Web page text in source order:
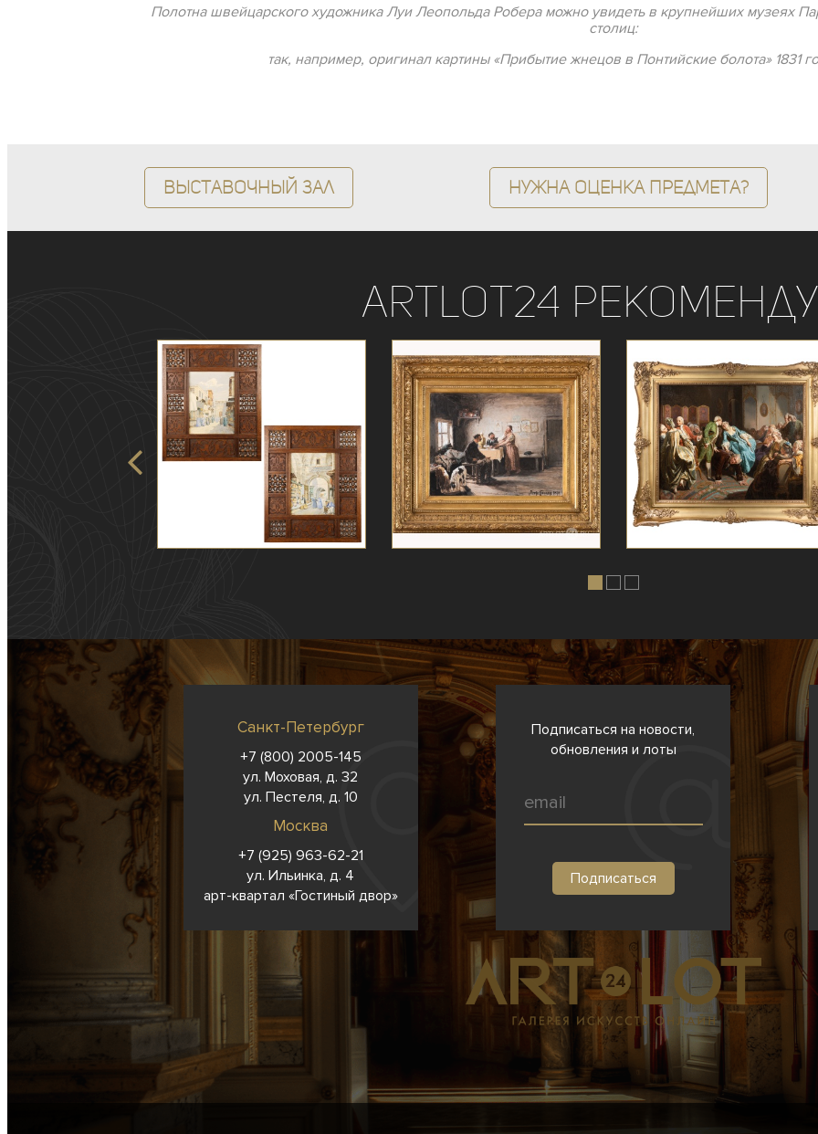
Полотна швейцарского художника Луи Леопольда Робера можно увидеть в крупнейших музеях
столиц:
так, например, оригинал картины «Прибытие жнецов в Понтийские болота» 1831
Выставочный зал Нужна оценка предмета?
ArtLot24
Санкт-Петербург
+7 (800) 2005-145
ул. Моховая, д. 32
ул. Пестеля, д. 10
Москва
+7 (925) 963-62-21
ул. Ильинка, д. 4
арт-квартал «Гостиный двор»
Подписаться на новости,
обновления и лоты